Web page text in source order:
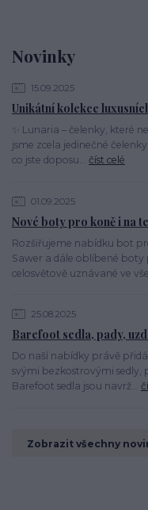
Novinky
15.09.2025
Unikátní kolekce
✨ Lunaria – čelenky, které
jsme zcela jedinečné
co jste doposu... číst celé
01.09.2025
Nové boty pro koně i na
Rozšiřujeme nabídku bot
Sawer a dále oblíbené
celosvětově uznávané ve
25.08.2025
Barefoot sedla, pady,
Do naší nabídky právě
svými bezkostrovými sedly,
Barefoot sedla jsou navrž...
Zobrazit všechny